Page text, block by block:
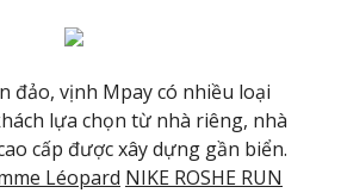
đảo, vịnh Mpay có nhiều loại
lựa chọn từ nhà riêng, nhà
cấp được xây dựng gần biển.
Léopard NIKE ROSHE RUN